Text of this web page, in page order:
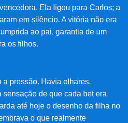
Ela ligou para Carlos; a
em silêncio. A vitória não era
ao pai, garantia de um
os filhos.
a pressão. Havia olhares,
sensação de que cada bet era
até hoje o desenho da filha no
o que realmente